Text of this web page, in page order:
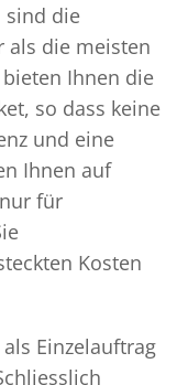
sind die
als die meisten
Ihnen die
so dass keine
und eine
Ihnen auf
für
Kosten
Einzelauftrag